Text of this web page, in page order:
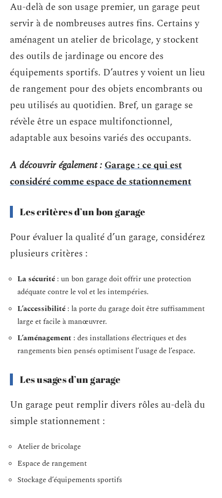
Au-delà de son usage premier, un garage peut
servir à de nombreuses autres fins. Certains y
aménagent un atelier de bricolage, y stockent
des outils de jardinage ou encore des
équipements sportifs. D’autres y voient un lieu
de rangement pour des objets encombrants ou
peu utilisés au quotidien. Bref, un garage se
révèle être un espace multifonctionnel,
adaptable aux besoins variés des occupants.
A découvrir également :Garage : ce qui est
considéré comme espace de stationnement
Les critères d’un bon garage
Pour évaluer la qualité d’un garage, considérez
plusieurs critères :
La sécurité : un bon garage doit offrir une protection
adéquate contre le vol et les intempéries.
L’accessibilité : la porte du garage doit être suffisamment
large et facile à manœuvrer.
L’aménagement : des installations électriques et des
rangements bien pensés optimisent l’usage de l’espace.
Les usages d’un garage
Un garage peut remplir divers rôles au-delà du
simple stationnement :
Atelier de bricolage
Espace de rangement
Stockage d’équipements sportifs